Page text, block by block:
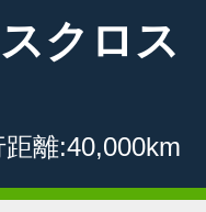
クロ
距離:40,000km